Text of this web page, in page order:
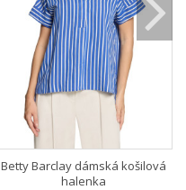
Betty Barclay dámská košilová
halenka